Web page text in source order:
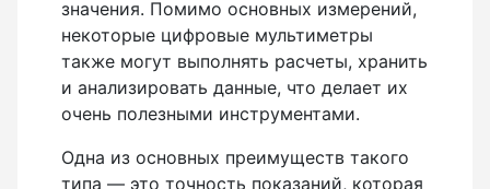
значения. Помимо основных измерений,
некоторые цифровые мультиметры
также могут выполнять расчеты, хранить
и анализировать данные, что делает их
очень полезными инструментами.
Одна из основных преимуществ такого
типа — это точность показаний, которая
Электроизмерительные приборы
Аксессуары электроизмерительных приборов
Детектор напряжения